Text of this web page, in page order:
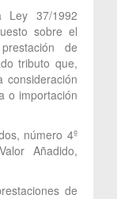
37/1992
sobre el
de
tributo que,
consideración
o importación
número 4º
Añadido,
de